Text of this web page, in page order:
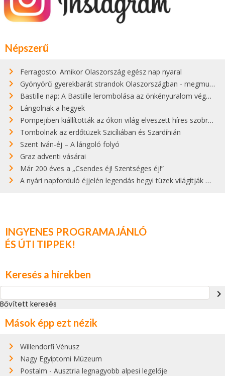
Népszerű
Ferragosto: Amikor Olaszország egész nap nyaral
Gyönyörű gyerekbarát strandok Olaszországban - megmutatjuk a 15 legjobbat
Bastille nap: A Bastille lerombolása az önkényuralom végét jelentette
Lángolnak a hegyek
Pompejiben kiállították az ókori világ elveszett híres szobrának másolatát
Tombolnak az erdőtüzek Szicíliában és Szardínián
Szent Iván-éj – A lángoló folyó
Graz adventi vásárai
Már 200 éves a „Csendes éj! Szentséges éj!”
A nyári napforduló éjjelén legendás hegyi tüzek világítják meg Zugspitzét
INGYENES PROGRAMAJÁNLÓ
ÉS ÚTI TIPPEK!
Keresés a hírekben
navigate_next
Bővített keresés
Mások épp ezt nézik
Willendorfi Vénusz
Nagy Egyiptomi Múzeum
Postalm - Ausztria legnagyobb alpesi legelője